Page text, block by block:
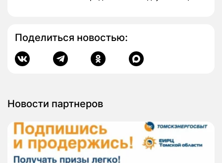
Поделиться новостью:
Новости партнеров